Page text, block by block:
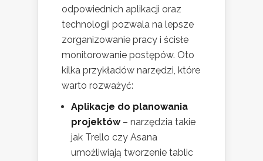
odpowiednich aplikacji oraz
technologii pozwala na lepsze
zorganizowanie pracy i ścisłe
monitorowanie postępów. Oto
kilka przykładów narzędzi, które
warto rozważyć:
Aplikacje do planowania
projektów– narzędzia takie
jak Trello czy Asana
umożliwiają tworzenie tablic